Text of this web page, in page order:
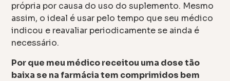
própria por causa do uso do suplemento. Mesmo
assim, o ideal é usar pelo tempo que seu médico
indicou e reavaliar periodicamente se ainda é
necessário.
Por que meu médico receitou uma dose tão
baixa se na farmácia tem comprimidos bem